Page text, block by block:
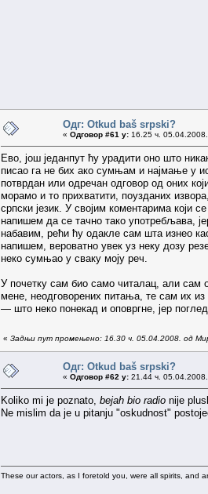
Одг: Otkud baš srpski?
« Одговор #61 у: 16.25 ч.
Ево, још једанпут ћу урадити оно што
писао га не бих ако сумњам и најмање у
потврдан или одречан одговор од оних
морамо и то прихватити, поузданих
српски језик. У својим коментарима који
напишем да се тачно тако употребљава,
набавим, рећи ћу одакле сам шта изнео
напишем, вероватно увек уз неку дозу
неко сумњао у сваку моју реч.
У почетку сам био само читалац, али сам
мене, неодговорених питања, те сам их
— што неко понекад и оповргне, јер
« Задњи пут промењено: 16.30 ч. 05.04.2008. од
Одг: Otkud baš srpski?
« Одговор #62 у: 21.44 ч.
Koliko mi je poznato, bejah bio radio nije
Ne mislim da je u pitanju "oskudnost"
These our actors, as I foretold you, were all spirits, and